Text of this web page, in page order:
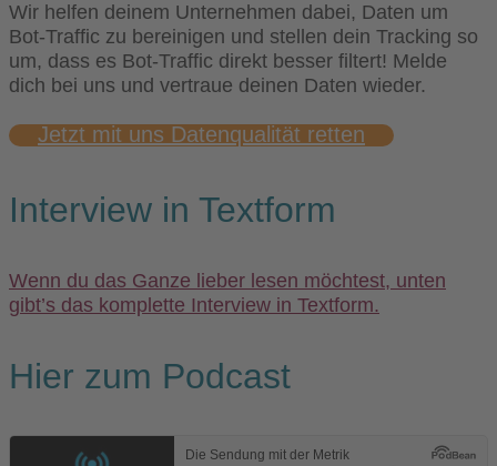
Wir helfen deinem Unternehmen dabei, Daten um
Bot-Traffic zu bereinigen und stellen dein Tracking so
um, dass es Bot-Traffic direkt besser filtert! Melde
dich bei uns und vertraue deinen Daten wieder.
Jetzt mit uns Datenqualität retten
Interview in Textform
Wenn du das Ganze lieber lesen möchtest, unten
gibt’s das komplette Interview in Textform.
Hier zum Podcast